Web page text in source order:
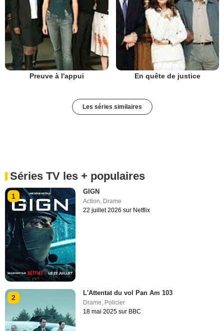
Preuve à l'appui En quête de justice
Les séries similaires
Séries TV les + populaires
1
GIGN
Action Drame
22 juillet 2026 sur Netflix
2
L'Attentat du vol Pan Am 103
Drame, Policier
18 mai 2025 sur BBC